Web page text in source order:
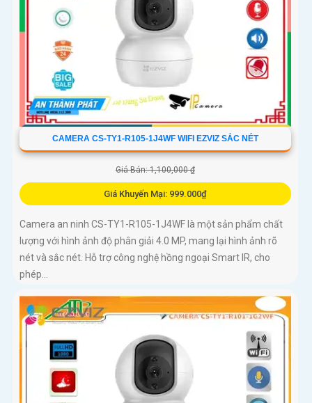
CAMERA CS-TY1-R105-1J4WF WIFI EZVIZ SẮC NÉT
Giá Bán: 1,100,000 ₫
Giá Khuyến Mại: 999.000₫
Camera an ninh CS-TY1-R105-1J4WF là một sản phẩm chất
lượng với hình ảnh độ phân giải 4.0 MP, mang lại hình ảnh rõ
nét và sắc nét. Hỗ trợ công nghệ hồng ngoại Smart IR, cho
phép...